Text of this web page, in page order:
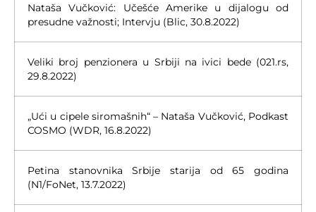
Nataša Vučković: Učešće Amerike u dijalogu od
presudne važnosti; Intervju (Blic, 30.8.2022)
Veliki broj penzionera u Srbiji na ivici bede (021.rs,
29.8.2022)
„Ući u cipele siromašnih“ – Nataša Vučković, Podkast
COSMO (WDR, 16.8.2022)
Petina stanovnika Srbije starija od 65 godina
(N1/FoNet, 13.7.2022)